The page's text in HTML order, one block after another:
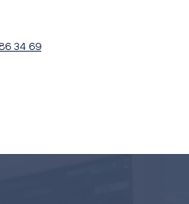
34 69